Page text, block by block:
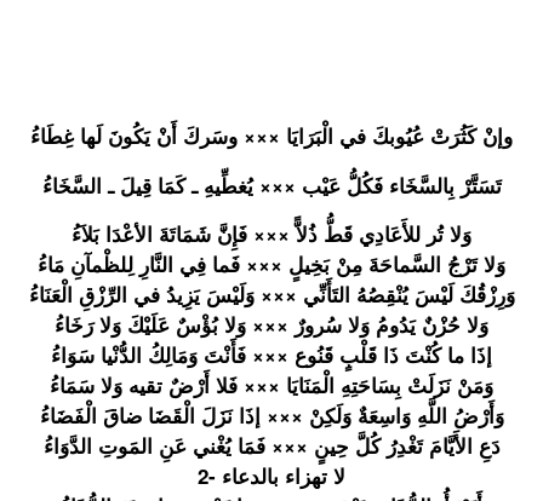
وإنْ كَثُرَتْ عُيُوبكَ في الْبَرَايَا ××× وسَركَ أَنْ يَكُونَ لَها غِطَاءُ
تَسَتَّرْ بِالسَّخَاء فَكُلُّ عَيْب ××× يُغطِّيهِ ـ كَمَا قِيلَ ـ السَّخَاءُ
وَلا تُر للأَعَادِي قَطُّ ذُلاًّ ××× فَإِنَّ شَمَاتَةَ الأعْدَا بَلاَءُ
وَلا تَرْجُ السَّماحَة َ مِنْ بَخِيلٍ ××× فَما فِي النَّارِ لِلظْمآنِ مَاءُ
وَرِزْقُكَلَيْسَ يُنْقِصُهُ التَأَنِّي ××× وَلَيْسَ يَزِيدُ في الرِّزْقِ الْعَنَاءُ
وَلا حُزْنٌ يَدُومُ وَلا سُرورٌ ××× وَلا بُؤْسٌ عَلَيْكَ وَلا رَخَاءُ
إذَا ما كُنْتَ ذَا قَلْبٍ قَنُوع ××× فَأَنْتَ وَمَالِكُ الدُّنْيا سَوَاءُ
وَمَنْ نَزَلَتْ بِسَاحَتِه ِ الْمَنَايَا ××× فَلا أَرْضٌ تقيه وَلا سَمَاءُ
وَأَرْضُ اللَّهِ وَاسِعَةٌ وَلَكِنْ ××× إذَا نَزَلَ الْقَضَا ضاقَ الْفَضَاءُ
دَعِ الأَيَّامَ تَغْدِرُ كُلَّ حِينٍ ××× فَمَا يُغْني عَنِ المَوتِ الدَّوَاءُ
2- لا تهزاء بالدعاء